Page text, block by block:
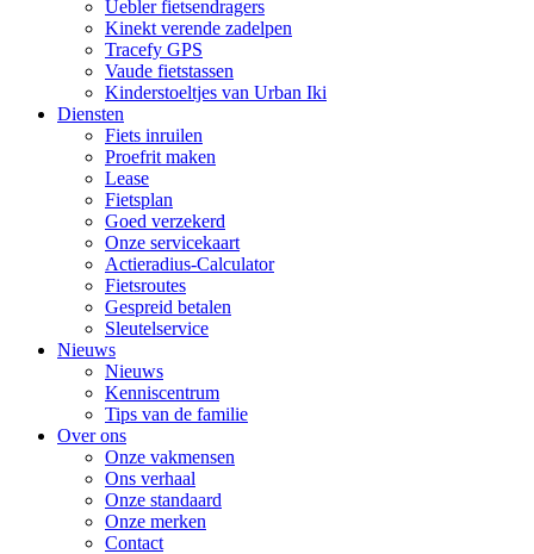
Uebler fietsendragers
Kinekt verende zadelpen
Tracefy GPS
Vaude fietstassen
Kinderstoeltjes van Urban Iki
Diensten
Fiets inruilen
Proefrit maken
Lease
Fietsplan
Goed verzekerd
Onze servicekaart
Actieradius-Calculator
Fietsroutes
Gespreid betalen
Sleutelservice
Nieuws
Nieuws
Kenniscentrum
Tips van de familie
Over ons
Onze vakmensen
Ons verhaal
Onze standaard
Onze merken
Contact